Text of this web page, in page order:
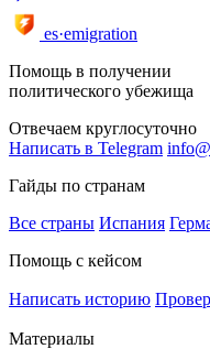
es·emigration
Помощь в получении
политического убежища
Отвечаем круглосуточно
Написать в Telegram
Гайды по странам
Все страны Испания
Помощь с кейсом
Написать историю
Материалы